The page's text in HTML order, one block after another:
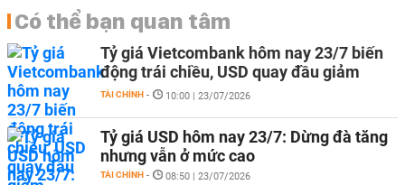
Có thể bạn quan tâm
Tỷ giá Vietcombank hôm nay 23/7 biến
động trái chiều, USD quay đầu giảm
TÀI CHÍNH - 10:00 | 23/07/2026
Tỷ giá USD hôm nay 23/7: Dừng đà tăng
nhưng vẫn ở mức cao
TÀI CHÍNH - 08:50 | 23/07/2026